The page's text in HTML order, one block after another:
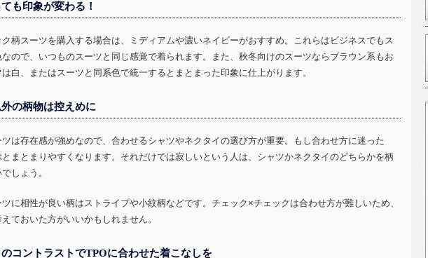
も印象が変わる！
柄スーツを購入する場合は、ミディアムや濃いネイビーがおすすめ。これらはビジネスでもス
ので、いつものスーツと同じ感覚で着られます。また、秋冬向けのスーツならブラウン系もお
白、またはスーツと同系色で統一するとまとまった印象に仕上がります。
の柄物は控えめに
は存在感が強めなので、合わせるシャツやネクタイの選び方が重要。もし合わせ方に迷った
とまとまりやすくなります。それだけでは寂しいという人は、シャツかネクタイのどちらかを柄
しょう。
に相性が良い柄はストライプや小紋柄などです。チェック×チェックは合わせ方が難しいため、
ておいた方がいいかもしれません。
コントラストでTPOに合わせた着こなしを